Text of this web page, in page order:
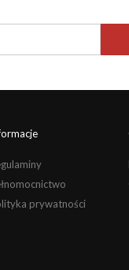
prywatności